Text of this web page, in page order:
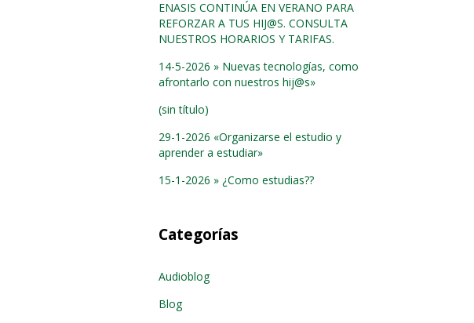
ENASIS CONTINÚA EN VERANO PARA
REFORZAR A TUS HIJ@S. CONSULTA
NUESTROS HORARIOS Y TARIFAS.
14-5-2026 » Nuevas tecnologías, como
afrontarlo con nuestros hij@s»
(sin título)
29-1-2026 «Organizarse el estudio y
aprender a estudiar»
15-1-2026 » ¿Como estudias??
Categorías
Audioblog
Blog